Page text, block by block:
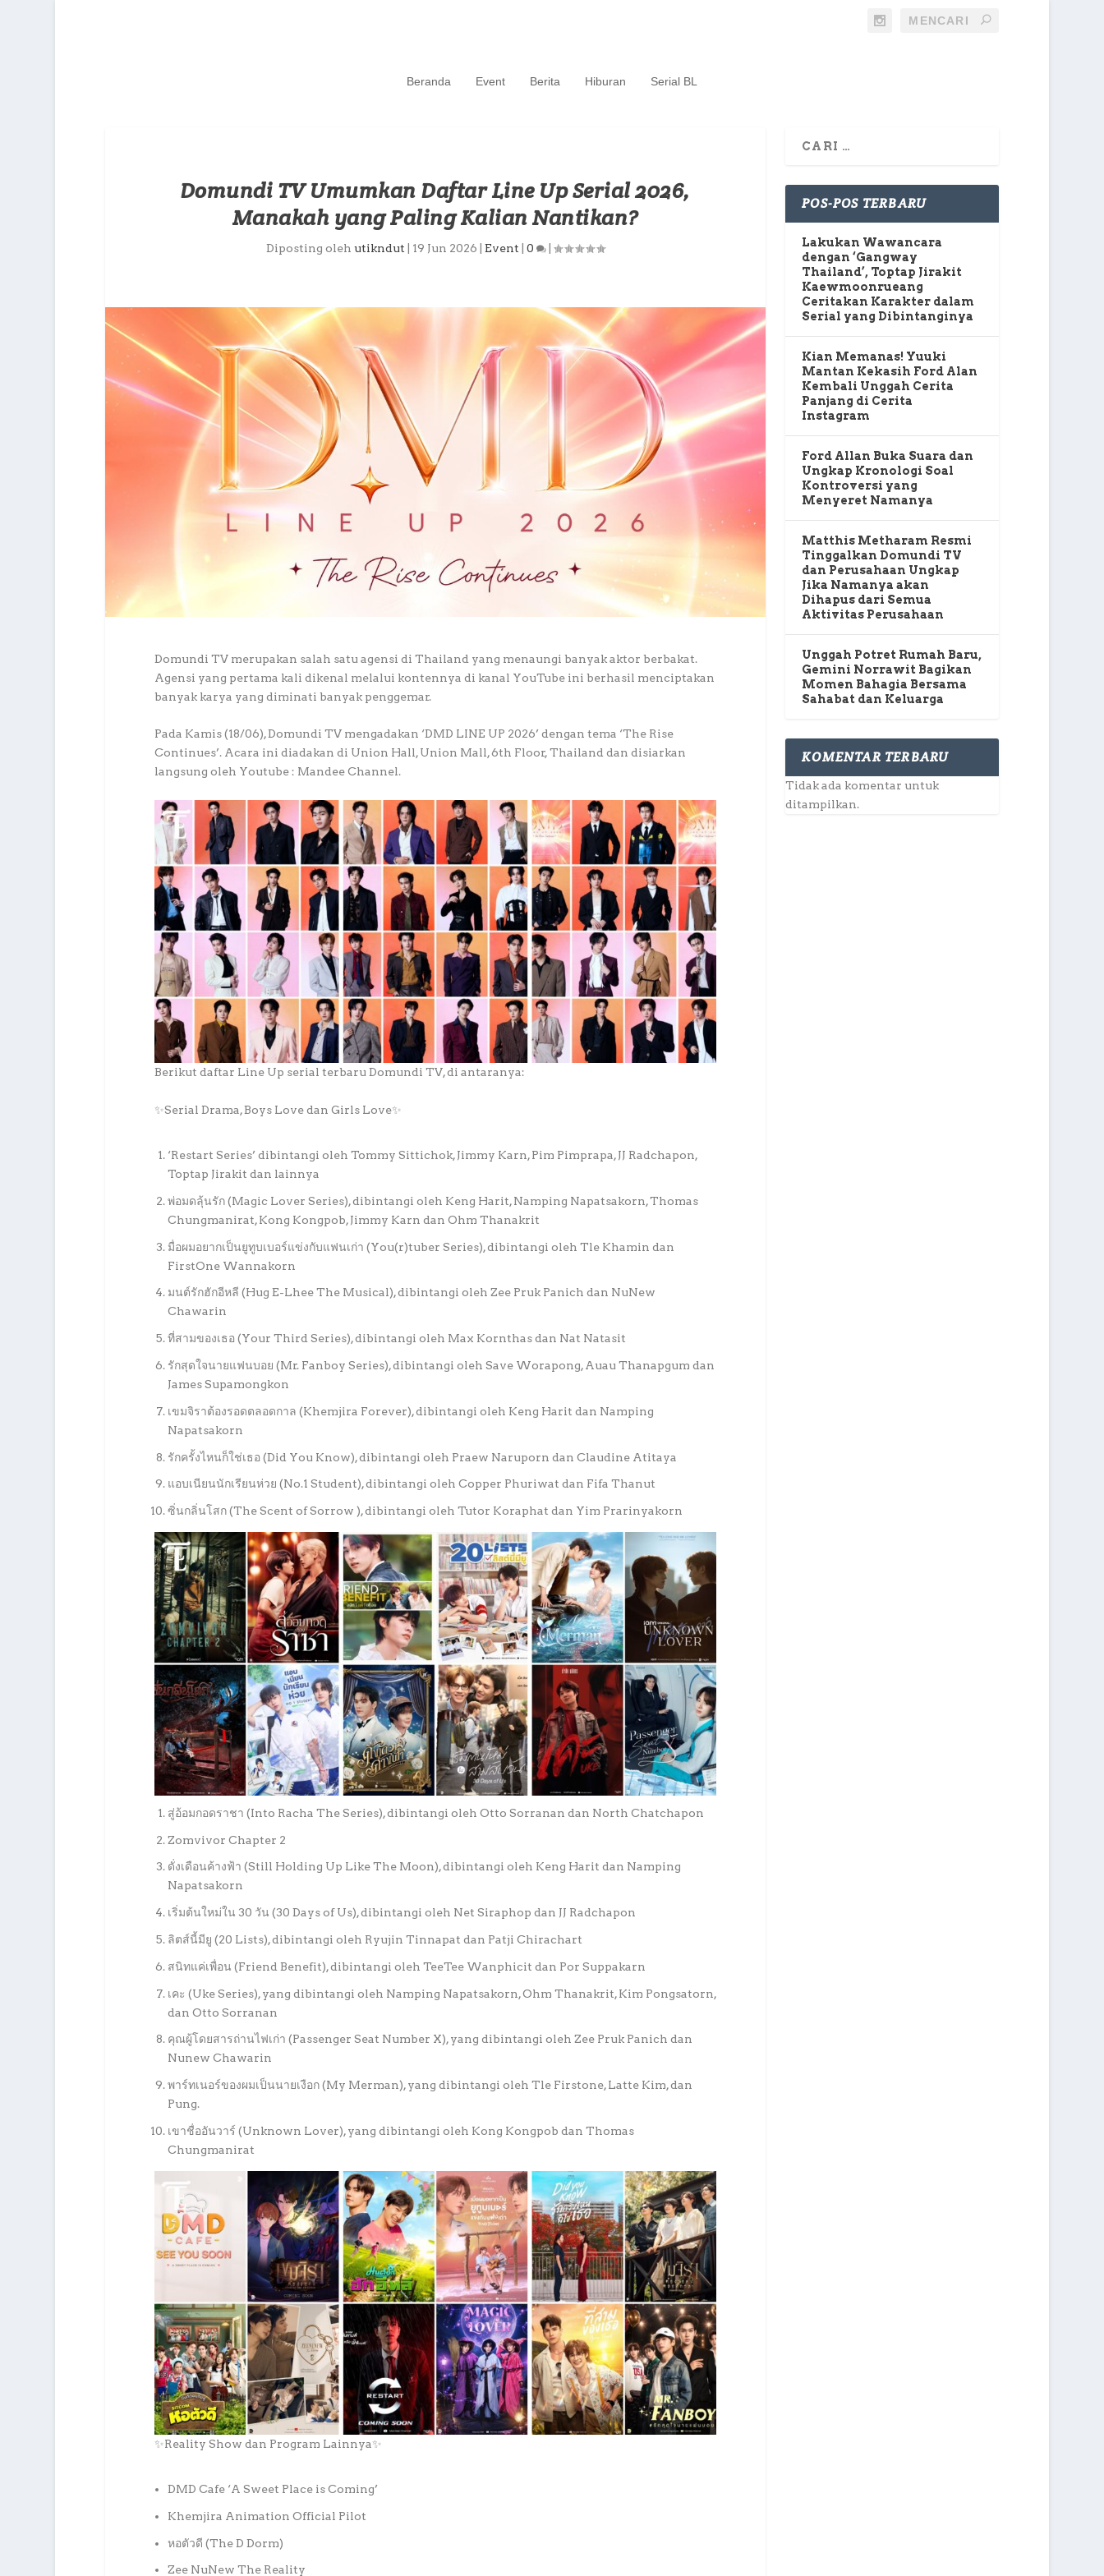
Beranda Event Berita Hiburan Serial BL
Domundi TV Umumkan Daftar Line Up Serial 2026,
Manakah yang Paling Kalian Nantikan?
Diposting oleh utikndut 19 Jun 2026 Event 0 |
Domundi TV merupakan salah satu agensi di Thailand yang menaungi banyak aktor berbakat.
Agensi yang pertama kali dikenal melalui kontennya di kanal YouTube ini berhasil menciptakan
banyak karya yang diminati banyak penggemar.
Pada Kamis (18/06), Domundi TV mengadakan ‘DMD LINE UP 2026’ dengan tema ‘The Rise
Continues’. Acara ini diadakan di Union Hall, Union Mall, 6th Floor, Thailand dan disiarkan
langsung oleh Youtube : Mandee Channel.
Berikut daftar Line Up serial terbaru Domundi TV, di antaranya:
✨Serial Drama, Boys Love dan Girls Love✨
‘Restart Series’ dibintangi oleh Tommy Sittichok, Jimmy Karn, Pim Pimprapa, JJ Radchapon,
Toptap Jirakit dan lainnya
พ่อมดลุ้นรัก (Magic Lover Series), dibintangi oleh Keng Harit, Namping Napatsakorn, Thomas
Chungmanirat, Kong Kongpob, Jimmy Karn dan Ohm Thanakrit
มื่อผมอยากเป็นยูทูบเบอร์แข่งกับแฟนเก่า (You(r)tuber Series), dibintangi oleh Tle Khamin dan
FirstOne Wannakorn
มนต์รักฮักอีหลี (Hug E-Lhee The Musical), dibintangi oleh Zee Pruk Panich dan NuNew
Chawarin
ที่สามของเธอ (Your Third Series), dibintangi oleh Max Kornthas dan Nat Natasit
รักสุดใจนายแฟนบอย (Mr. Fanboy Series), dibintangi oleh Save Worapong, Auau Thanapgum dan
James Supamongkon
เขมจิราต้องรอดตลอดกาล (Khemjira Forever), dibintangi oleh Keng Harit dan Namping
Napatsakorn
รักครั้งไหนก็ใช่เธอ (Did You Know), dibintangi oleh Praew Naruporn dan Claudine Atitaya
แอบเนียนนักเรียนห่วย (No.1 Student), dibintangi oleh Copper Phuriwat dan Fifa Thanut
ซิ่นกลิ่นโสก (The Scent of Sorrow ), dibintangi oleh Tutor Koraphat dan Yim Prarinyakorn
สู่อ้อมกอดราชา (Into Racha The Series), dibintangi oleh Otto Sorranan dan North Chatchapon
Zomvivor Chapter 2
ดั่งเดือนค้างฟ้า (Still Holding Up Like The Moon), dibintangi oleh Keng Harit dan Namping
Napatsakorn
เริ่มต้นใหม่ใน 30 วัน (30 Days of Us), dibintangi oleh Net Siraphop dan JJ Radchapon
ลิตส์นี้มียู (20 Lists), dibintangi oleh Ryujin Tinnapat dan Patji Chirachart
สนิทแค่เพื่อน (Friend Benefit), dibintangi oleh TeeTee Wanphicit dan Por Suppakarn
เคะ (Uke Series), yang dibintangi oleh Namping Napatsakorn, Ohm Thanakrit, Kim Pongsatorn,
dan Otto Sorranan
คุณผู้โดยสารถ่านไฟเก่า (Passenger Seat Number X), yang dibintangi oleh Zee Pruk Panich dan
Nunew Chawarin
พาร์ทเนอร์ของผมเป็นนายเงือก (My Merman), yang dibintangi oleh Tle Firstone, Latte Kim, dan
Pung.
เขาชื่ออันวาร์ (Unknown Lover), yang dibintangi oleh Kong Kongpob dan Thomas
Chungmanirat
✨Reality Show dan Program Lainnya✨
DMD Cafe ‘A Sweet Place is Coming’
Khemjira Animation Official Pilot
หอตัวดี (The D Dorm)
Zee NuNew The Reality
POS-POS TERBARU
Lakukan Wawancara
dengan ‘Gangway
Thailand’, Toptap Jirakit
Kaewmoonrueang
Ceritakan Karakter dalam
Serial yang Dibintanginya
Kian Memanas! Yuuki
Mantan Kekasih Ford Alan
Kembali Unggah Cerita
Panjang di Cerita
Instagram
Ford Allan Buka Suara dan
Ungkap Kronologi Soal
Kontroversi yang
Menyeret Namanya
Matthis Metharam Resmi
Tinggalkan Domundi TV
dan Perusahaan Ungkap
Jika Namanya akan
Dihapus dari Semua
Aktivitas Perusahaan
Unggah Potret Rumah Baru,
Gemini Norrawit Bagikan
Momen Bahagia Bersama
Sahabat dan Keluarga
KOMENTAR TERBARU
Tidak ada komentar untuk
ditampilkan.